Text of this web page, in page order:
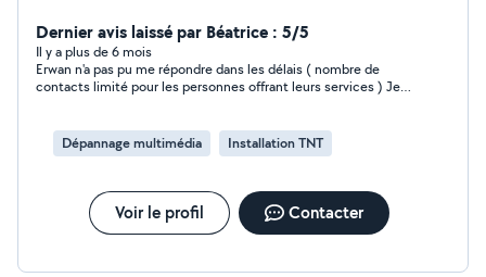
la maintenance de vos équipements, la sécurité
numérique ou simplement pour acquérir les bases de
l'informatique, je suis là pour vous guider avec
pédagogie et expertise. Mais mon savoir-faire ne
que de nature et d'animaux, je propose aussi des
services variés : entretien de jardin, garde de chien ou
d'un expert de confiance ? N'hésitez pas à me
contacter, je serai ravi de vous aider!
Dernier avis laissé par Béatrice : 5/5
Il y a plus de 6 mois
Erwan n'a pas pu me répondre dans les délais ( nombre de
contacts limité pour les personnes offrant leurs services ) Je
Dépannage multimédia Installation TNT
Voir le profil Contacter